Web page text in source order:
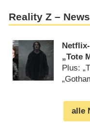
Reality Z – News
„Tote
The
Plus:
alle